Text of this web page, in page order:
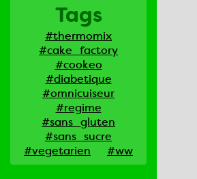
Tags
#thermomix
#cake_factory
#cookeo
#diabetique
#omnicuiseur
#regime
#sans_gluten
#sans_sucre
#vegetarien
#ww